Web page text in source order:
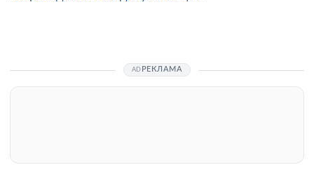
РЕКЛАМА